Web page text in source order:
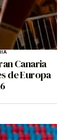
Canaria
de Europa